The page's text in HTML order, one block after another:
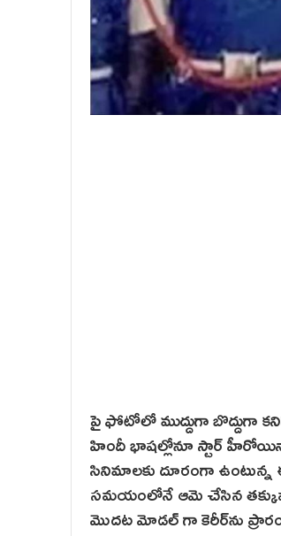
పై ఫోటోలో ముద్దుగా బొద్దుగా
హిందీ భాషల్లోనూ స్టార్
సినిమాలకు దూరంగా ఉంటున్న
సమయంలోనే ఆమె చేసిన
మొదట మోడల్ గా కెరీర్‌ను